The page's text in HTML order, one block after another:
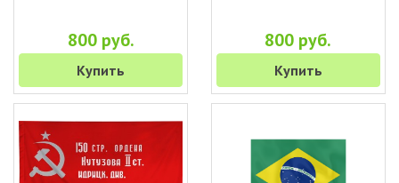
800 руб.
Купить
800 руб.
Купить